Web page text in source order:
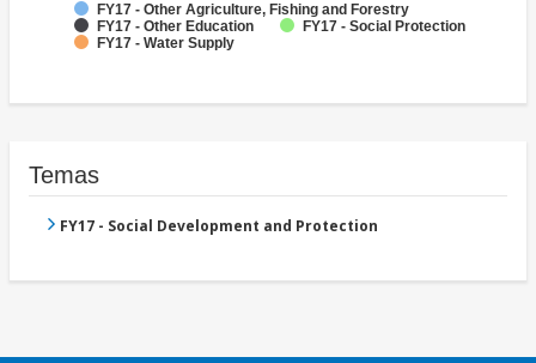
FY17 - Other Agriculture, Fishing and Forestry
FY17 - Other Education
FY17 - Social Protection
FY17 - Water Supply
Temas
FY17 - Social Development and Protection